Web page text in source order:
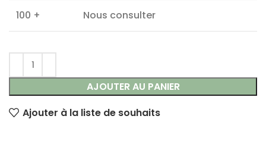
100 + Nous consulter
AJOUTER AU PANIER
Ajouter à la liste de souhaits